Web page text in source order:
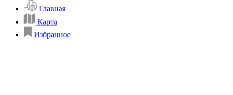
Главная
Карта
Избранное